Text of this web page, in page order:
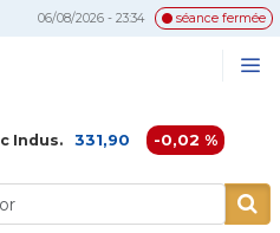
06/08/2026 - 23:34 séance fermée
331,90 -0,02 %